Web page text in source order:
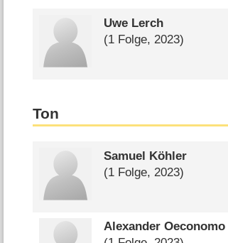
Uwe Lerch
(1 Folge, 2023)
Ton
Samuel Köhler
(1 Folge, 2023)
Alexander Oeconomo